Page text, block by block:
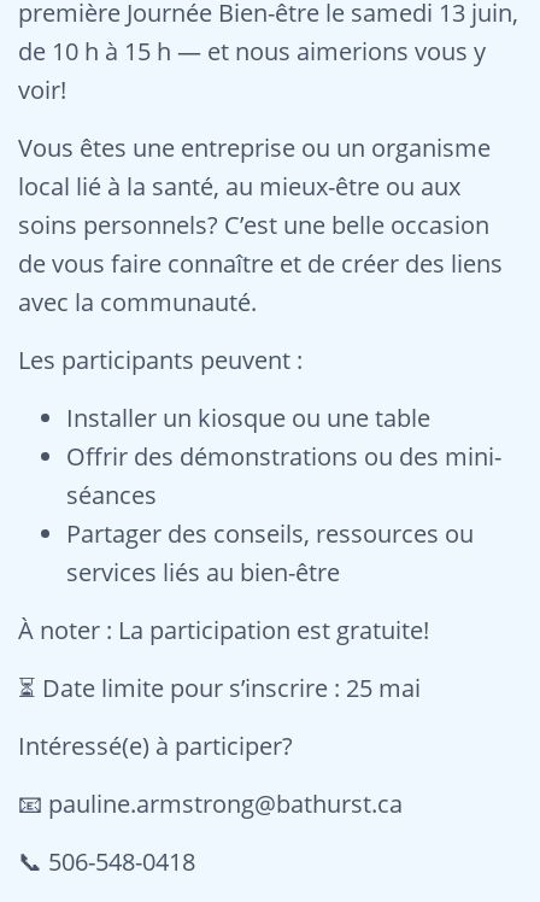
première Journée Bien-être le samedi 13 juin,
de 10 h à 15 h — et nous aimerions vous y
voir!
Vous êtes une entreprise ou un organisme
local lié à la santé, au mieux-être ou aux
soins personnels? C’est une belle occasion
de vous faire connaître et de créer des liens
avec la communauté.
Les participants peuvent :
Installer un kiosque ou une table
Offrir des démonstrations ou des mini-
séances
Partager des conseils, ressources ou
services liés au bien-être
À noter : La participation est gratuite!
⏳ Date limite pour s’inscrire : 25 mai
Intéressé(e) à participer?
📧 pauline.armstrong@bathurst.ca
📞 506-548-0418